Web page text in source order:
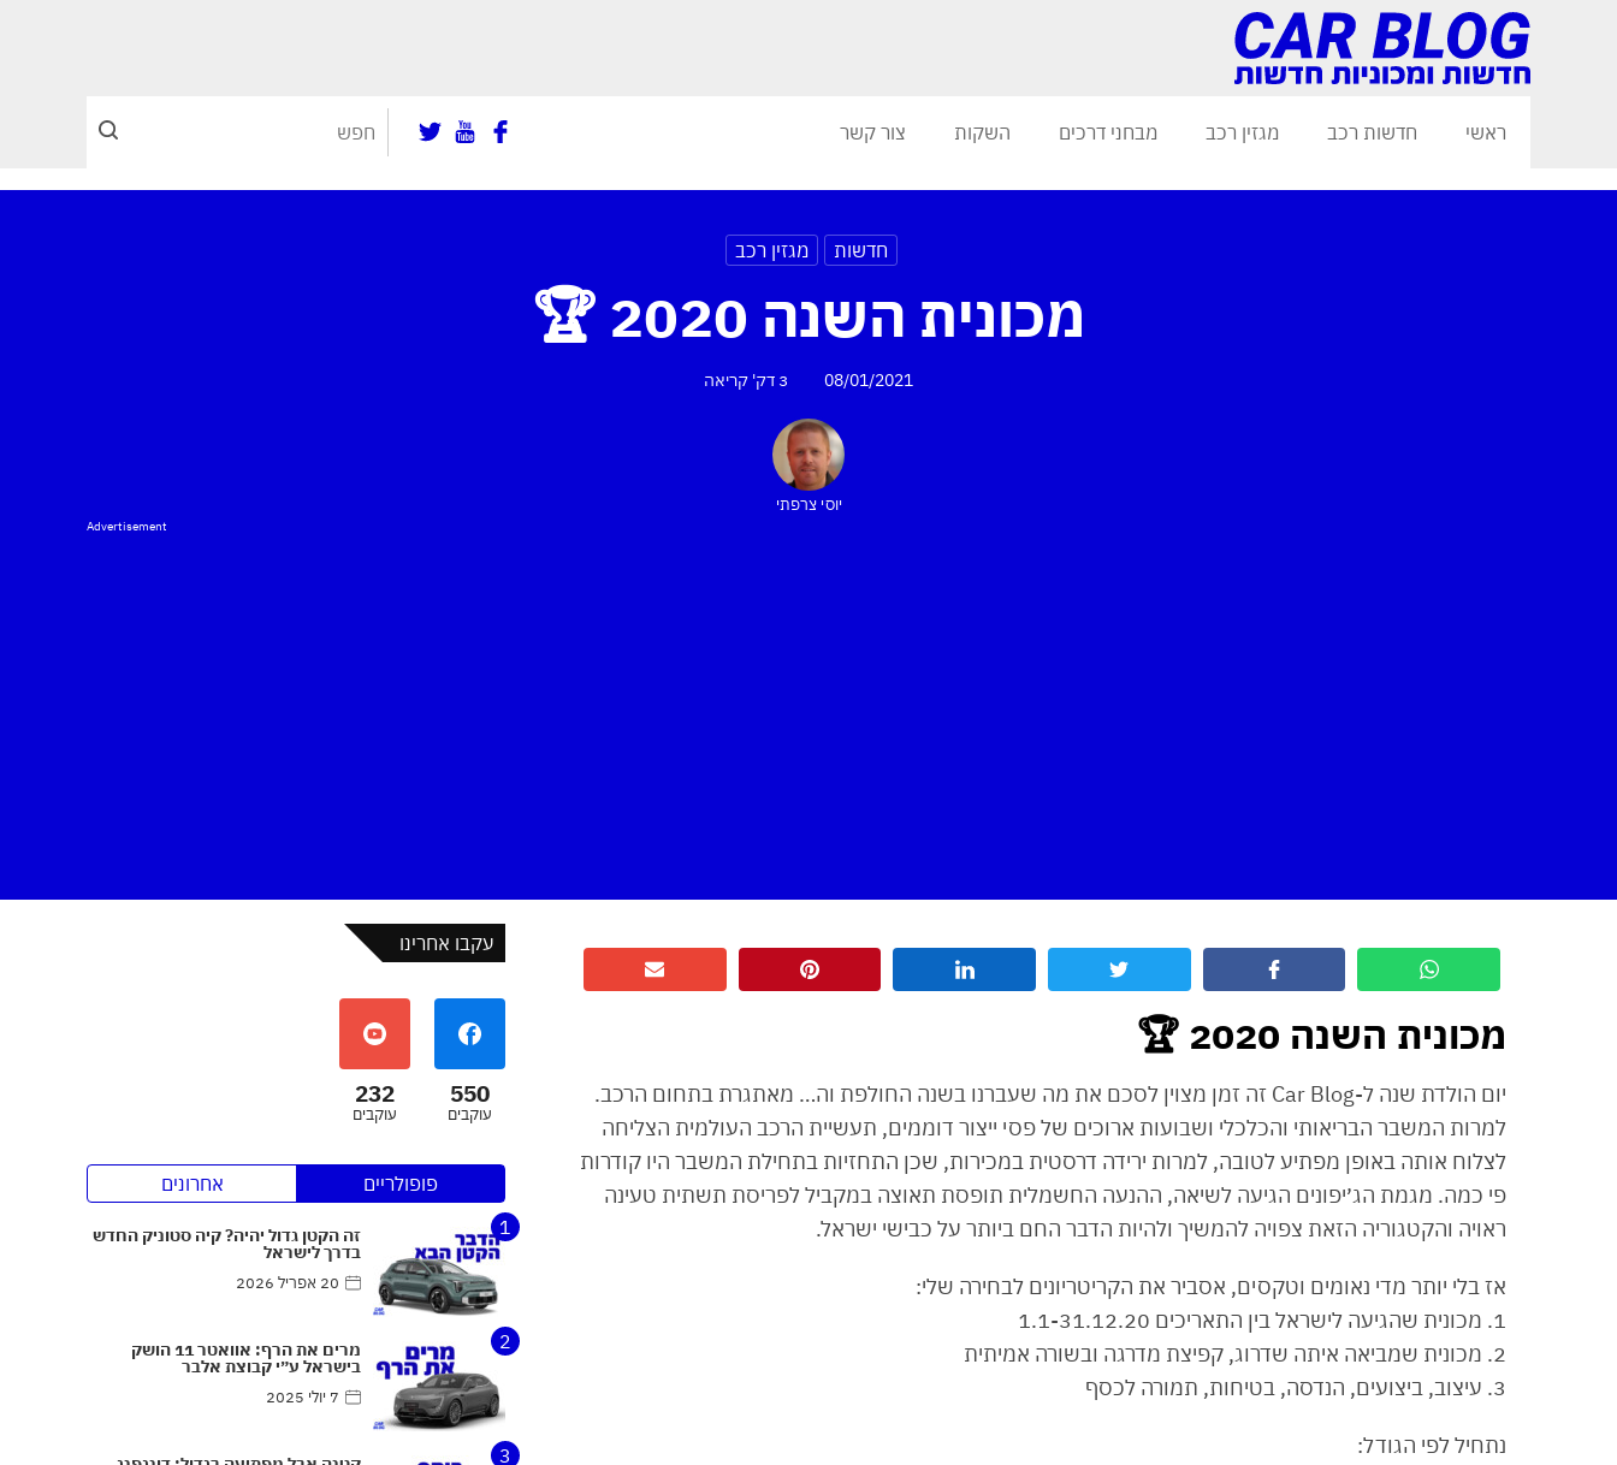
ראשי חדשות רכב מגזין רכב מבחני דרכים השקות צור קשר
חדשות מגזין רכב
מכונית השנה 2020 🏆
08/01/2021 3 דק' קריאה
יוסי צרפתי
Advertisement
מכונית השנה 2020 🏆
יום הולדת שנה ל-Car Blog זה זמן מצוין לסכם את מה שעברנו בשנה החולפת וה… מאתגרת בתחום הרכב.
למרות המשבר הבריאותי והכלכלי ושבועות ארוכים של פסי ייצור דוממים, תעשיית הרכב העולמית הצליחה
לצלוח אותה באופן מפתיע לטובה, למרות ירידה דרסטית במכירות, שכן התחזיות בתחילת המשבר היו קודרות
פי כמה. מגמת הג׳יפונים הגיעה לשיאה, ההנעה החשמלית תופסת תאוצה במקביל לפריסת תשתית טעינה
ראויה והקטגוריה הזאת צפויה להמשיך ולהיות הדבר החם ביותר על כבישי ישראל.
אז בלי יותר מדי נאומים וטקסים, אסביר את הקריטריונים לבחירה שלי:
1. מכונית שהגיעה לישראל בין התאריכים 1.1-31.12.20
2. מכונית שמביאה איתה שדרוג, קפיצת מדרגה ובשורה אמיתית
3. עיצוב, ביצועים, הנדסה, בטיחות, תמורה לכסף
נתחיל לפי הגודל:
עקבו אחרינו
550
עוקבים
232
עוקבים
פופולריים
אחרונים
1
זה הקטן גדול יהיה? קיה סטוניק החדש
בדרך לישראל
20 אפריל 2026
2 מרים את הרף: אוואטר 11 הושק
בישראל ע״י קבוצת אלבר
7 יולי 2025
3